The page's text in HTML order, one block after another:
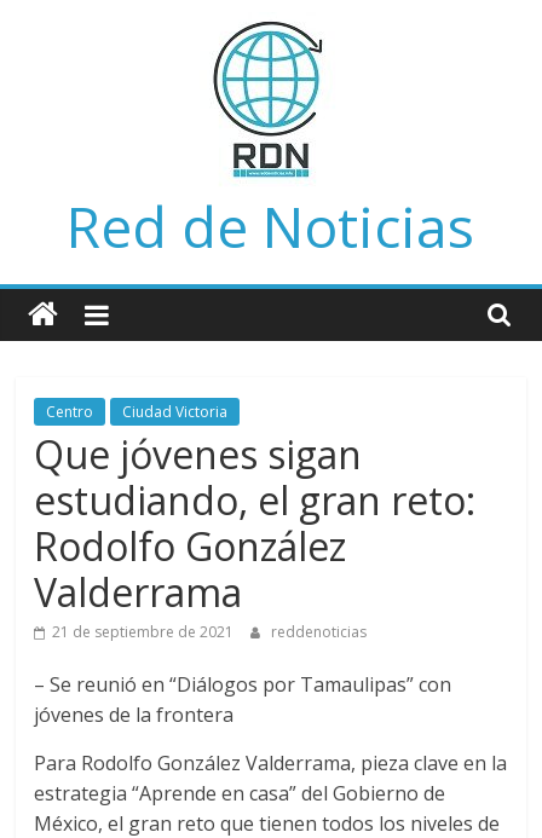
Red de Noticias
Centro Ciudad Victoria
Que jóvenes sigan
estudiando, el gran reto:
Rodolfo González
Valderrama
21 de septiembre de 2021 reddenoticias
– Se reunió en “Diálogos por Tamaulipas” con
jóvenes de la frontera
Para Rodolfo González Valderrama, pieza clave en la
estrategia “Aprende en casa” del Gobierno de
México, el gran reto que tienen todos los niveles de